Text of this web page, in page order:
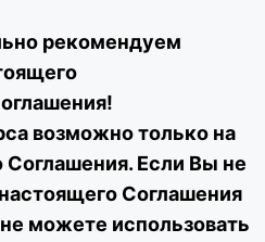
рекомендуем
возможно только на
Соглашения. Если Вы не
Соглашения
можете использовать